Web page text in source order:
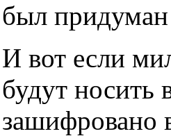
был
И вот если
будут носить
зашифровано